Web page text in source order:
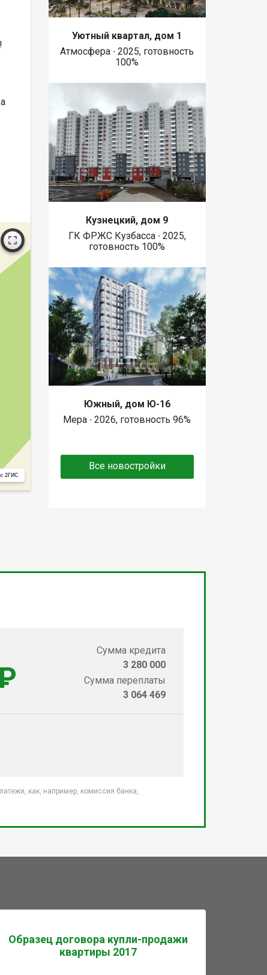
2ГИС
Уютный квартал, дом 1
Атмосфера ∙ 2025, готовность
100%
Кузнецкий, дом 9
ГК ФРЖС Кузбасса ∙ 2025,
готовность 100%
Южный, дом Ю-16
Мера ∙ 2026, готовность 96%
Все новостройки
Сумма кредита
3 280 000
Сумма переплаты
3 064 469
как, например, комиссия банка,
Образец договора купли-продажи
квартиры 2017